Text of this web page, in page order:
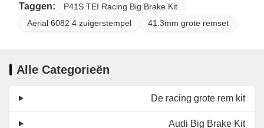
Taggen:
P41S TEI Racing Big Brake Kit
Aerial 6082 4 zuigerstempel
41.3mm grote remset
Alle Categorieën
De racing grote rem kit
Audi Big Brake Kit